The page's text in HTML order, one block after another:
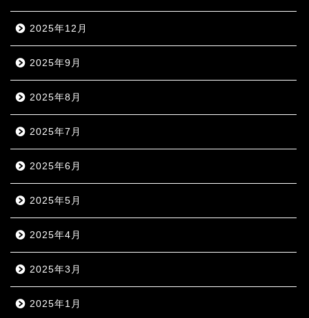
2025年12月
2025年9月
2025年8月
2025年7月
2025年6月
2025年5月
2025年4月
2025年3月
2025年1月